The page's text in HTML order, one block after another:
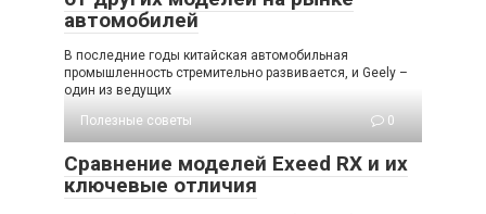
автомобилей
В последние годы китайская автомобильная
промышленность стремительно развивается, и Geely –
один из ведущих
Полезные советы
0
Сравнение моделей Exeed RX и их
ключевые отличия